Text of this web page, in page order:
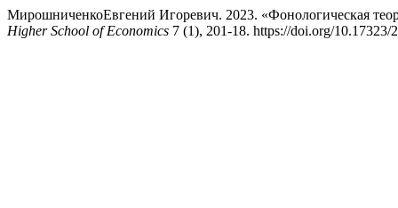
МирошниченкоЕвгений Игоревич. 2023. «Фонологическая
Higher School of Economics 7 (1), 201-18. https://doi.org/10.17323/